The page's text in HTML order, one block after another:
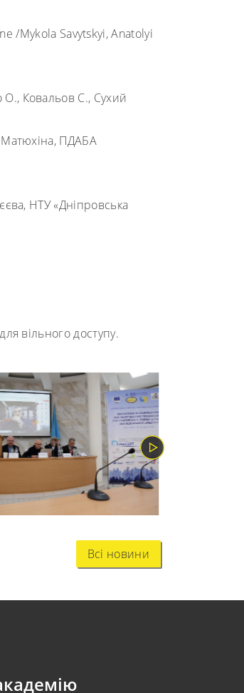
/Mykola Savytskyi, Anatolyi
О., Ковальов С., Сухий
Матюхіна, ПДАБА
НТУ «Дніпровська
вільного доступу.
Всі новини